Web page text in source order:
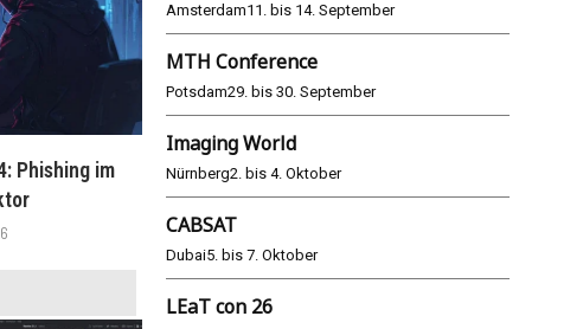
Phishing im
WM 2026: ARD und ZDF im Remote-
Modus
Amsterdam11. bis 14. September
MTH Conference
Potsdam29. bis 30. September
Imaging World
Nürnberg2. bis 4. Oktober
CABSAT
Dubai5. bis 7. Oktober
LEaT con 26